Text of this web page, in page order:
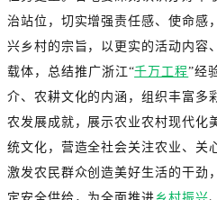
治站位，切实增强责任感、使命感
兴乡村的宗旨，以更实的活动内容
载体，总结推广浙江“千万工程”经
介、农耕文化的内涵，组织丰富多
农发展成就，展示农业农村现代化
统文化，营造全社会关注农业、关
激发农民群众创造美好生活的干劲